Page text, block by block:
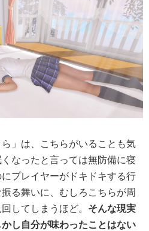
」は、こちらがいることも気
なったと言っては無防備に寝
プレイヤーがドキドキする行
る舞いに、むしろこちらが周
してしまうほど。 そんな現実
し自分が味わったことはない